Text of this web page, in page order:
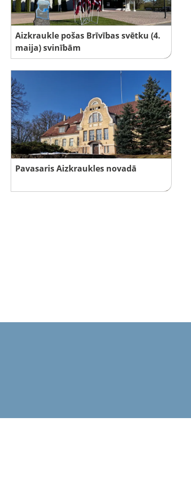
Aizkraukle pošas Brīvības svētku (4.
maija) svinībām
Pavasaris Aizkraukles novadā